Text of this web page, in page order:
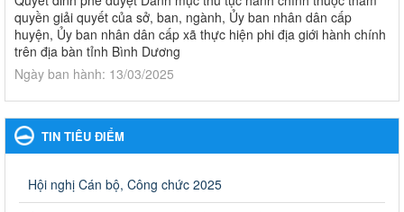
quyền giải quyết của sở, ban, ngành, Ủy ban nhân dân cấp
huyện, Ủy ban nhân dân cấp xã thực hiện phi địa giới hành chính
trên địa bàn tỉnh Bình Dương
Ngày ban hành: 13/03/2025
Kế hoạch Phổ biến, giáo dục pháp luật năm 2025 của ngành
Giáo dục và Đào tạo thành phố Bến Cát
Kế hoạch Phổ biến, giáo dục pháp luật năm 2025 của ngành
Ngày ban hành: 28/02/2025
TIN TIÊU ĐIỂM
Hội nghị Cán bộ, Công chức 2025